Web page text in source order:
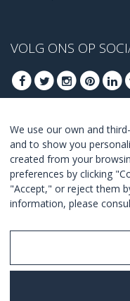
VOLG ONS OP
MELD U AAN
Ik ga akkoord met de
We use our own and
and to show you
created from your
preferences by clicking
"Accept," or reject them
information, please